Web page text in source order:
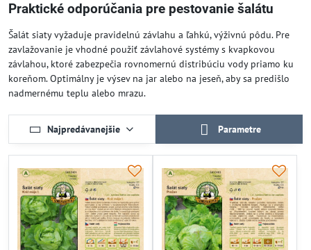
Praktické odporúčania pre pestovanie šalátu
Šalát siaty vyžaduje pravidelnú závlahu a ľahkú, výživnú pôdu. Pre
zavlažovanie je vhodné použiť závlahové systémy s kvapkovou
závlahou, ktoré zabezpečia rovnomernú distribúciu vody priamo ku
koreňom. Optimálny je výsev na jar alebo na jeseň, aby sa predišlo
nadmernému teplu alebo mrazu.
Najpredávanejšie Parametre